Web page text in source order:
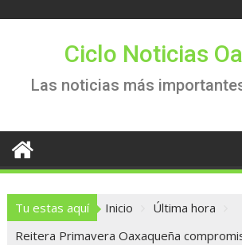
Ciclo Noticias
Las noticias más
Tu estas aquí Inicio
Última hora
Reitera Primavera Oaxaqueña